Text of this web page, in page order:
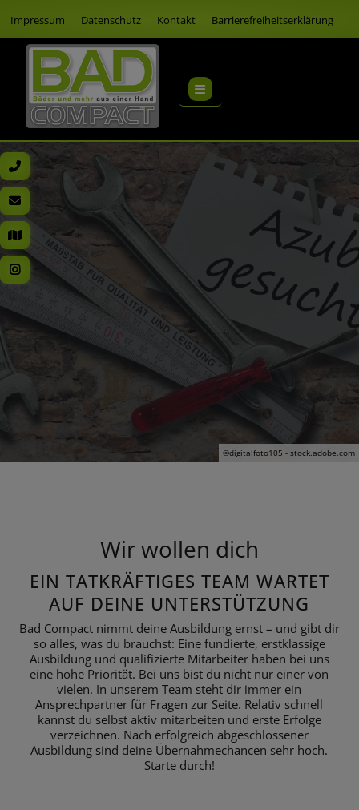
Impressum Datenschutz Kontakt Barrierefreiheitserklärung
©digitalfoto105 - stock.adobe.com
Wir wollen dich
EIN TATKRÄFTIGES TEAM WARTET
AUF DEINE UNTERSTÜTZUNG
Bad Compact nimmt deine Ausbildung ernst – und gibt dir
so alles, was du brauchst: Eine fundierte, erstklassige
Ausbildung und qualifizierte Mitarbeiter haben bei uns
eine hohe Priorität. Bei uns bist du nicht nur einer von
vielen. In unserem Team steht dir immer ein
Ansprechpartner für Fragen zur Seite. Relativ schnell
kannst du selbst aktiv mitarbeiten und erste Erfolge
verzeichnen. Nach erfolgreich abgeschlossener
Ausbildung sind deine Übernahmechancen sehr hoch.
Starte durch!